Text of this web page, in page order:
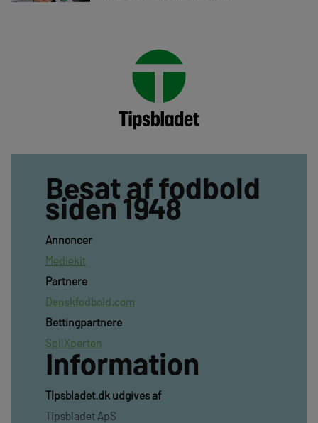
Besat af fodbold
siden 1948
Annoncer
Mediekit
Partnere
Danskfodbold.com
Bettingpartnere
SpilXperten
Information
TIpsbladet.dk udgives af
Tipsbladet ApS